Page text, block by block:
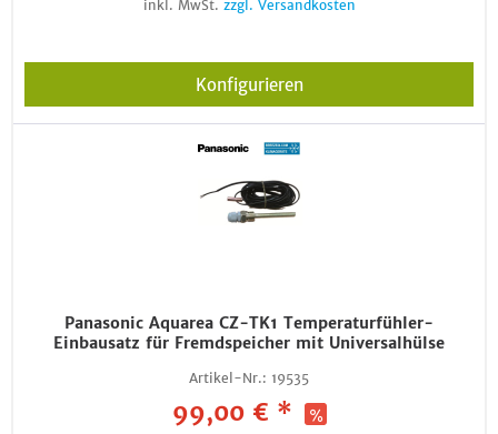
inkl. MwSt. zzgl. Versandkosten
Konfigurieren
Panasonic Aquarea CZ-TK1 Temperaturfühler-
Einbausatz für Fremdspeicher mit Universalhülse
Artikel-Nr.: 19535
99,00 € *